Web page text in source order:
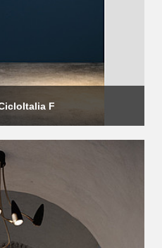
F